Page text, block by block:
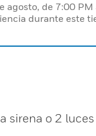
de 7:00
durante este
sirena o 2